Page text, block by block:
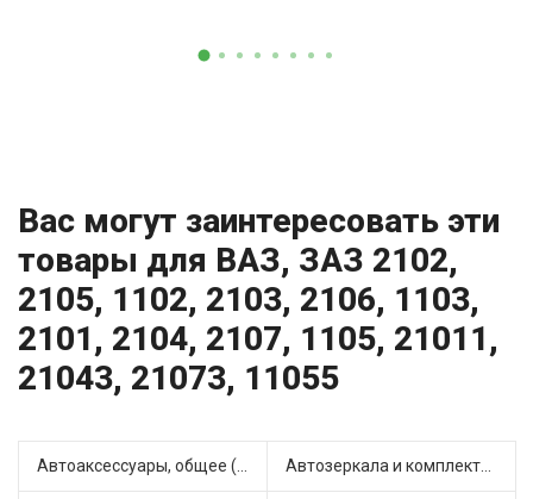
Вас могут заинтересовать эти
товары для ВАЗ, ЗАЗ 2102,
2105, 1102, 2103, 2106, 1103,
2101, 2104, 2107, 1105, 21011,
21043, 21073, 11055
Автоаксессуары, общее (1) Автозеркала и комплектующие (15)